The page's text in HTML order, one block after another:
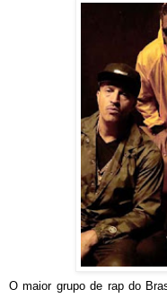
O maior grupo de rap do